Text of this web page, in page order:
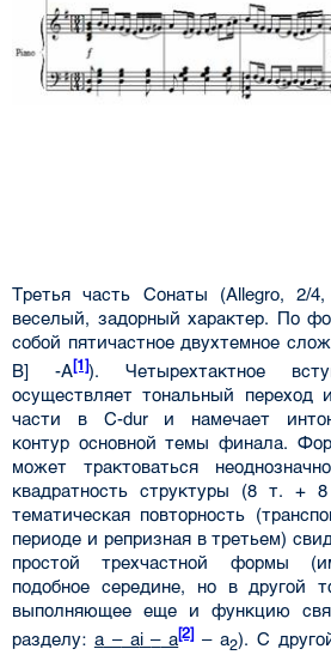
Третья часть Сонаты (Allegro, 2/
веселый, задорный характер. По
собой пятичастное двухтемное
B] -A[1]). Четырехтактное
осуществляет тональный переход
части в C-dur и намечает
контур основной темы финала.
может трактоваться
квадратность структуры (8 т.
тематическая повторность
периоде и репризная в третьем)
простой трехчастной формы
подобное середине, но в другой
выполняющее еще и функцию
разделу: а–ai–а[2]– а2). С